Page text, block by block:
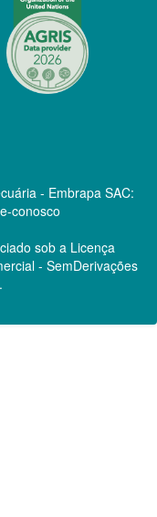
- Embrapa SAC:
conosco
sob a Licença
- SemDerivações